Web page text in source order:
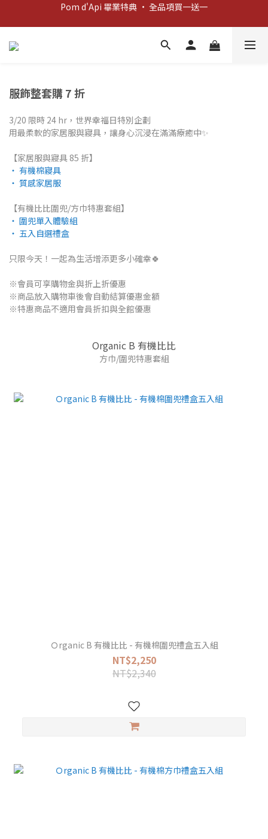
新客歡迎禮：輸入 "welcome10" 享首單九折！
新客歡迎禮：輸入 "welcome10" 享首單九折！
服飾整套購 7 折
3/20 限時 24 hr，世界幸福日特別企劃
用最柔軟的家居服與寢具，讓身心沉浸在滿滿療癒中✨
【家居服與寢具 85 折】
‧ 有機棉寢具
‧ 質感家居服
【有機比比圍兜/方巾特惠套組】
‧ 圍兜單入體驗組
‧ 五入自選禮盒
只限今天！一起為生活增添更多小確幸🍀
※會員可享購物金與折上折優惠
※商品放入購物車後會自動結算優惠金額
※特惠商品不適用會員折扣與全館優惠
Organic B 有機比比
方巾/圍兜特惠套組
Ｏrganic B 有機比比 - 有機棉圍兜禮盒五入組
NT$2,250
NT$2,340